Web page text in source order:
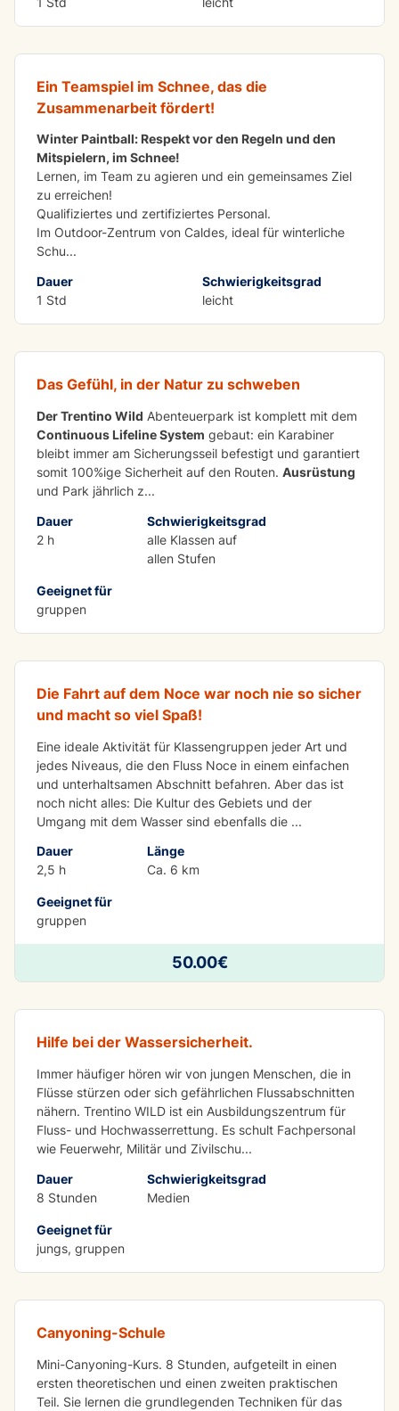
Winter Paintball für Schulen und Gruppen
Ein Teamspiel im Schnee, das die
Zusammenarbeit fördert!
Winter Paintball: Respekt vor den Regeln und den
Mitspielern, im Schnee!
Lernen, im Team zu agieren und ein gemeinsames Ziel
zu erreichen!
Qualifiziertes und zertifiziertes Personal.
Im Outdoor-Zentrum von Caldes, ideal für winterliche
Schu...
Dauer
1 Std
Schwierigkeitsgrad
leicht
Abenteuerpark für Schulen und Gruppen
Das Gefühl, in der Natur zu schweben
Der Trentino Wild Abenteuerpark ist komplett mit dem
Continuous Lifeline System gebaut: ein Karabiner
bleibt immer am Sicherungsseil befestigt und garantiert
somit 100%ige Sicherheit auf den Routen. Ausrüstung
und Park jährlich z...
Dauer
2 h
Schwierigkeitsgrad
alle Klassen auf
allen Stufen
Geeignet für
gruppen
LERNEN MIT SPASS
Raftingtour für Gruppen oder Schulen
Die Fahrt auf dem Noce war noch nie so sicher
und macht so viel Spaß!
Eine ideale Aktivität für Klassengruppen jeder Art und
jedes Niveaus, die den Fluss Noce in einem einfachen
und unterhaltsamen Abschnitt befahren. Aber das ist
noch nicht alles: Die Kultur des Gebiets und der
Umgang mit dem Wasser sind ebenfalls die ...
Dauer
2,5 h
Länge
Ca. 6 km
Geeignet für
gruppen
50.00€
Schule für Wassersicherheit
Hilfe bei der Wassersicherheit.
Immer häufiger hören wir von jungen Menschen, die in
Flüsse stürzen oder sich gefährlichen Flussabschnitten
nähern. Trentino WILD ist ein Ausbildungszentrum für
Fluss- und Hochwasserrettung. Es schult Fachpersonal
wie Feuerwehr, Militär und Zivilschu...
Dauer
8 Stunden
Schwierigkeitsgrad
Medien
Geeignet für
jungs, gruppen
LERNEN MIT SPASS
Canyon-Schule
Canyoning-Schule
Mini-Canyoning-Kurs. 8 Stunden, aufgeteilt in einen
ersten theoretischen und einen zweiten praktischen
Teil. Sie lernen die grundlegenden Techniken für das